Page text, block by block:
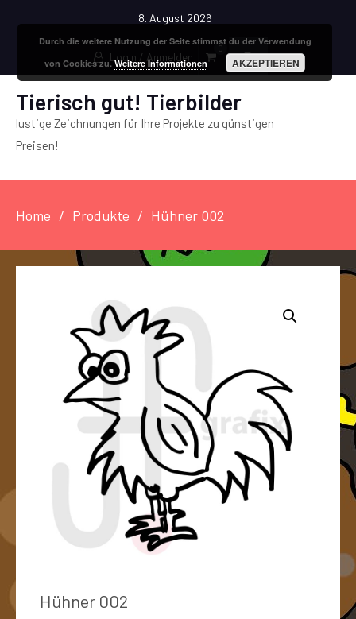
8. August 2026
Login / Anmelden
0
Tierisch gut! Tierbilder
lustige Zeichnungen für Ihre Projekte zu günstigen
Preisen!
Home Produkte Hühner 002
Hühner 002
Durch die weitere Nutzung der Seite stimmst du der Verwendung
von Cookies zu.Weitere Informationen AKZEPTIEREN